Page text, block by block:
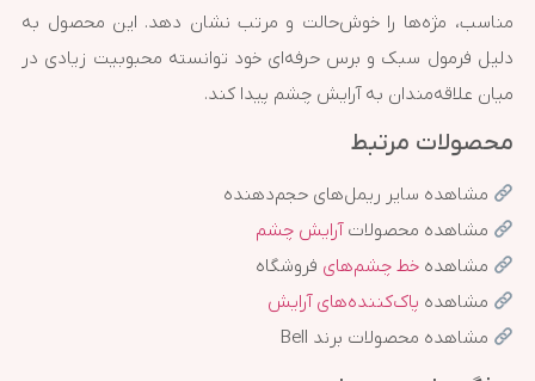
مناسب، مژه‌ها را خوش‌حالت و مرتب نشان دهد. این محصول به
دلیل فرمول سبک و برس حرفه‌ای خود توانسته محبوبیت زیادی در
میان علاقه‌مندان به آرایش چشم پیدا کند.
محصولات مرتبط
مشاهده سایر ریمل‌های حجم‌دهنده
مشاهده محصولاتآرایش چشم
مشاهدهخط چشم‌های فروشگاه
مشاهده پاک‌کننده‌های آرایش
مشاهده محصولات برند Bell